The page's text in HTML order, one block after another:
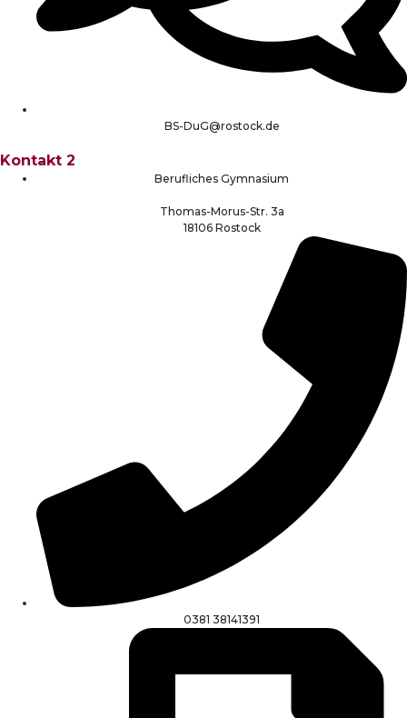
BS-DuG@rostock.de
Kontakt 2
Berufliches Gymnasium
Thomas-Morus-Str. 3a
18106 Rostock
0381 38141391